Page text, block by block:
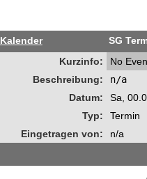
Kalender
SG
Kurzinfo:
No
Beschreibung:
n/a
Datum:
Sa,
Typ:
Termin
Eingetragen von:
n/a